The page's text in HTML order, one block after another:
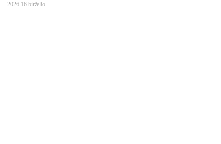
2026 16 birželio